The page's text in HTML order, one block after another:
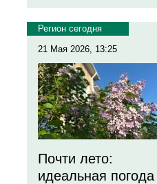
Регион сегодня
21 Мая 2026, 13:25
Почти лето:
идеальная погода